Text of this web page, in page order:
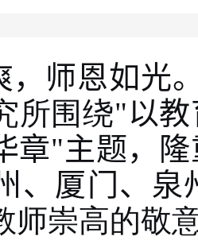
，师恩如光
所围绕"以
章"主题，
、厦门、泉
师崇高的敬